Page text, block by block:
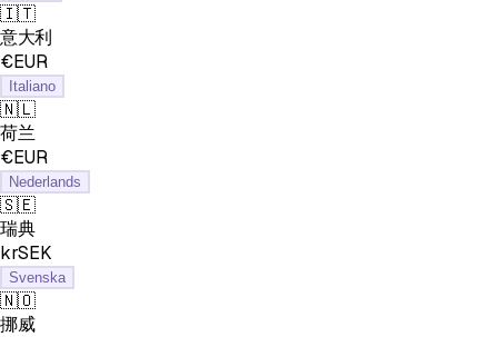
🇮🇹
意大利
€EUR
Italiano
🇳🇱
荷兰
€EUR
Nederlands
🇸🇪
瑞典
krSEK
Svenska
🇳🇴
挪威